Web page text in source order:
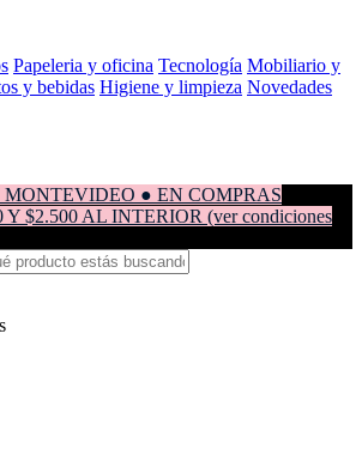
Papeleria y oficina Tecnología Mobiliario y
y bebidas Higiene y limpieza Novedades
● EN COMPRAS
$2.500 AL INTERIOR (ver condiciones